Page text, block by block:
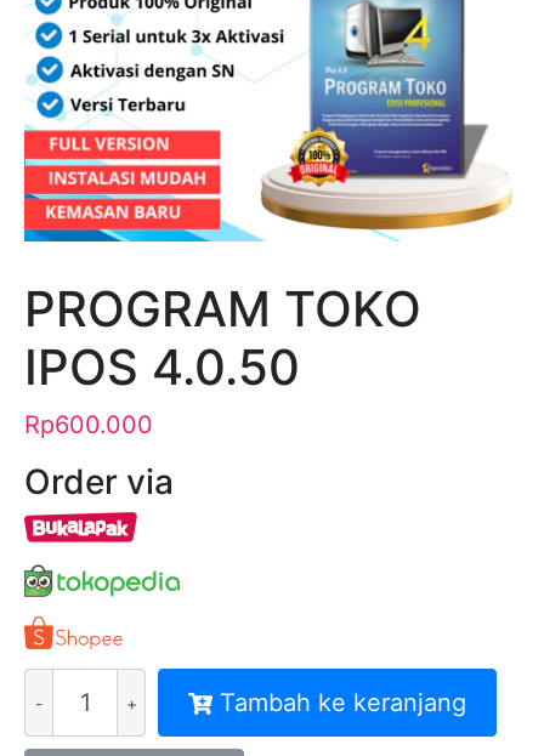
PROGRAM TOKO
IPOS 4.0.50
Rp600.000
Order via
PROGRAM
TOKO
Tambah ke keranjang